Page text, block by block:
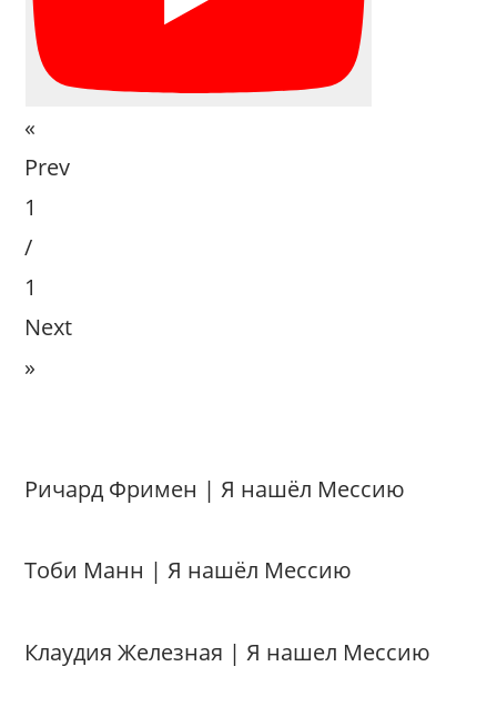
«
Prev
1
/
1
Next
»
Ричард Фримeн | Я нашёл Мессию
Тоби Манн | Я нашёл Мессию
Клаудия Железная | Я нашел Мессию